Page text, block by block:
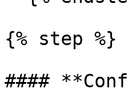
{% step %}
####